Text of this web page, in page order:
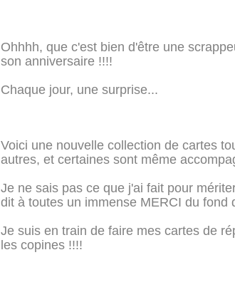
Ohhhh, que c'est bien d'être une
son anniversaire !!!!
Chaque jour, une surprise...
Voici une nouvelle collection de cartes
autres, et certaines sont même
Je ne sais pas ce que j'ai fait pour
dit à toutes un immense MERCI du fond
Je suis en train de faire mes cartes de
les copines !!!!